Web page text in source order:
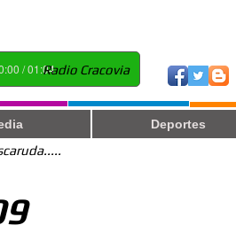
/ 01:04Radio Cracovia
Deportes